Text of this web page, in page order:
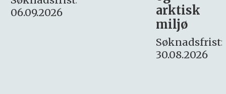
Søknadsfrist:
16. august.